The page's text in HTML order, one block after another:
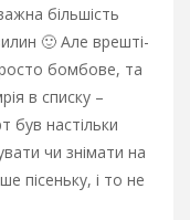
більшість
🙂 Але врешті-
бомбове, та
в списку –
був настільки
чи знімати на
пісеньку, і то не